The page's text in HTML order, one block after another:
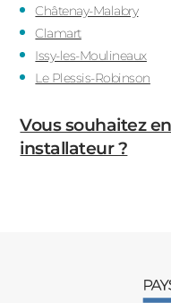
Châtenay-Malabry
Clamart
Issy-les-Moulineaux
Le Plessis-Robinson
Vous souhaitez
installateur ?